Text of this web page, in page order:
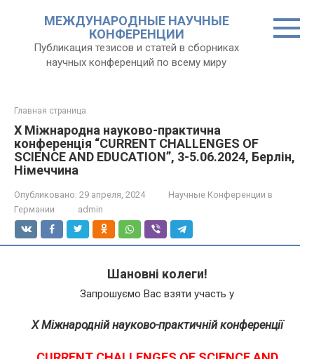
МЕЖДУНАРОДНЫЕ НАУЧНЫЕ
КОНФЕРЕНЦИИ
Публикация тезисов и статей в сборниках
научных конференций по всему миру
Главная страница
X Міжнародна науково-практична
конференція “CURRENT CHALLENGES OF
SCIENCE AND EDUCATION”, 3-5.06.2024, Берлін,
Німеччина
Опубликовано: 29 апреля, 2024
Научные Конференции в
Германии
admin
Шановні колеги!
Запрошуємо Вас взяти участь у
X Міжнародній науково-практичній конференції